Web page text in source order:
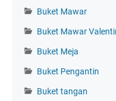
Buket Mawar
Buket Mawar
Buket Meja
Buket Pengantin
Buket tangan